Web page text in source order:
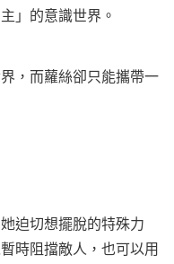
」的意識世界。
，而蘿絲卻只能攜帶一
迫切想擺脫的特殊力
時阻擋敵人，也可以用